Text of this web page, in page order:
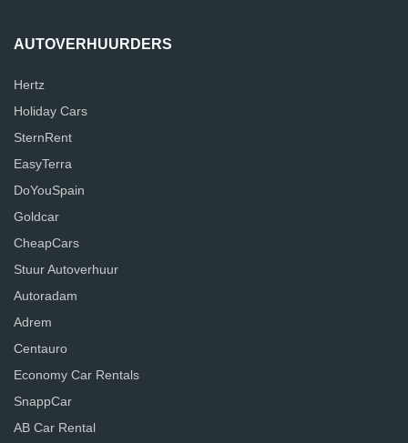
AUTOVERHUURDERS
Hertz
Holiday Cars
SternRent
EasyTerra
DoYouSpain
Goldcar
CheapCars
Stuur Autoverhuur
Autoradam
Adrem
Centauro
Economy Car Rentals
SnappCar
AB Car Rental